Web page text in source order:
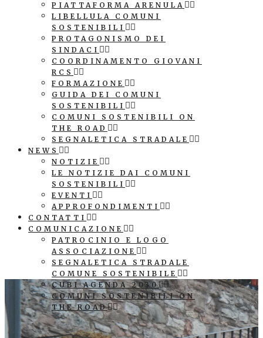
PIATTAFORMA ARENULA
LIBELLULA COMUNI
SOSTENIBILI
PROTAGONISMO DEI
SINDACI
COORDINAMENTO GIOVANI
RCS
FORMAZIONE
GUIDA DEI COMUNI
SOSTENIBILI
COMUNI SOSTENIBILI ON
THE ROAD
SEGNALETICA STRADALE
NEWS
NOTIZIE
LE NOTIZIE DAI COMUNI
SOSTENIBILI
EVENTI
APPROFONDIMENTI
CONTATTI
COMUNICAZIONE
PATROCINIO E LOGO
ASSOCIAZIONE
SEGNALETICA STRADALE
COMUNE SOSTENIBILE
CUBI AGENDA 2030
COMUNI SOSTENIBILI ON
THE ROAD